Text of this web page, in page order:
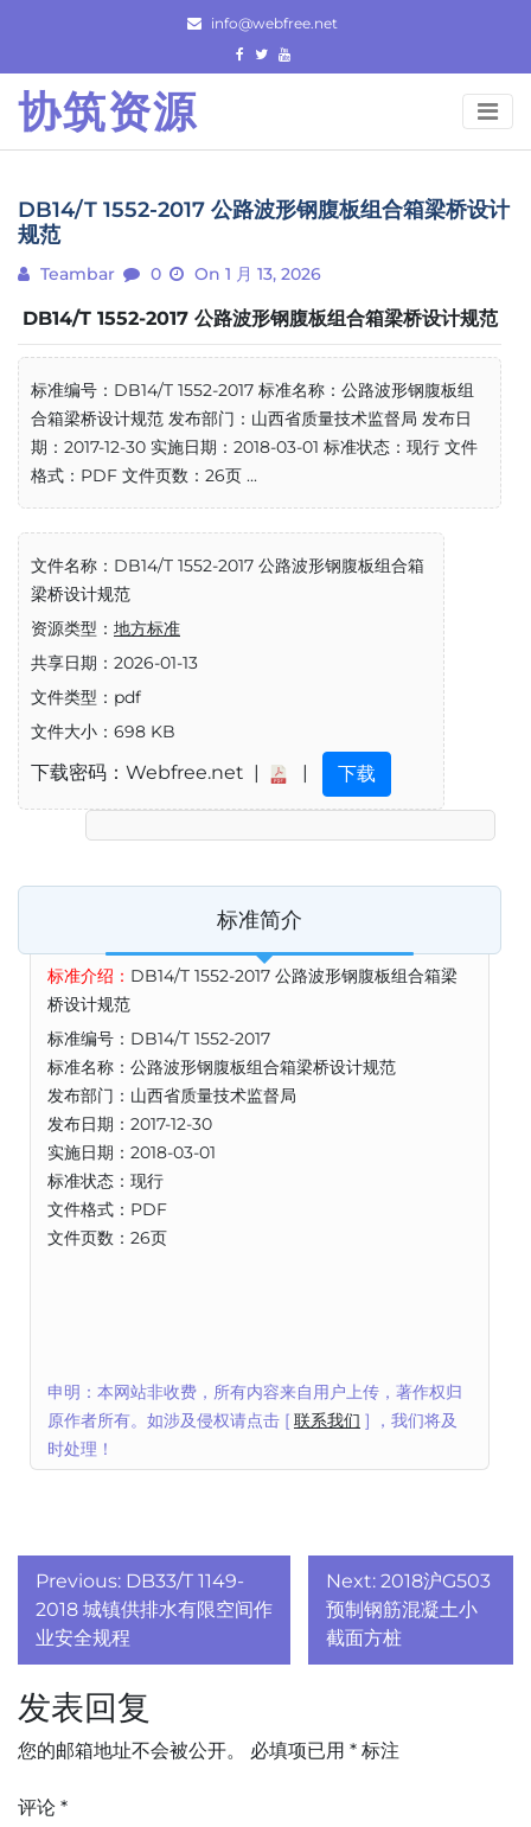
content
info@webfree.net
协筑资源
DB14/T 1552-2017 公路波形钢腹板组合箱梁桥设计
规范
Teambar 0 On 1 月 13, 2026
DB14/T 1552-2017 公路波形钢腹板组合箱梁桥设计规范
标准编号：DB14/T 1552-2017 标准名称：公路波形钢腹板组
合箱梁桥设计规范 发布部门：山西省质量技术监督局 发布日
期：2017-12-30 实施日期：2018-03-01 标准状态：现行 文件
格式：PDF 文件页数：26页 ...
文件名称：DB14/T 1552-2017 公路波形钢腹板组合箱
梁桥设计规范
资源类型： 地方标准
共享日期：2026-01-13
文件类型：pdf
文件大小：698 KB
下载密码：Webfree.net | | 下载
标准简介
标准介绍： DB14/T 1552-2017 公路波形钢腹板组合箱梁
桥设计规范
标准编号：DB14/T 1552-2017
标准名称：公路波形钢腹板组合箱梁桥设计规范
发布部门：山西省质量技术监督局
发布日期：2017-12-30
实施日期：2018-03-01
标准状态：现行
文件格式：PDF
文件页数：26页
申明：本网站非收费，所有内容来自用户上传，著作权归
原作者所有。如涉及侵权请点击 [ 联系我们 ] ，我们将及
时处理！
文
章
导
航
Previous: DB33/T 1149-
2018 城镇供排水有限空间作
业安全规程
Next: 2018沪G503
预制钢筋混凝土小
截面方桩
发表回复
您的邮箱地址不会被公开。 必填项已用 * 标注
评论 *